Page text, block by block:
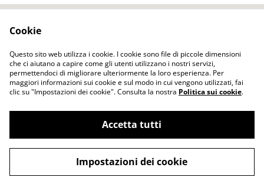
Privacy Policy
Cookie Policy
©2026
ELENA FELT Fatto a mano Vestiti senza
cuciture tecnica dell'infeltrimento
powered by
Cookie
Questo sito web utilizza i cookie. I cookie sono file di piccole dimensioni
che ci aiutano a capire come gli utenti utilizzano i nostri servizi,
permettendoci di migliorare ulteriormente la loro esperienza. Per
maggiori informazioni sui cookie e sul modo in cui vengono utilizzati, fai
clic su "Impostazioni dei cookie". Consulta la nostra Politica sui cookie.
Accetta tutti
Impostazioni dei cookie